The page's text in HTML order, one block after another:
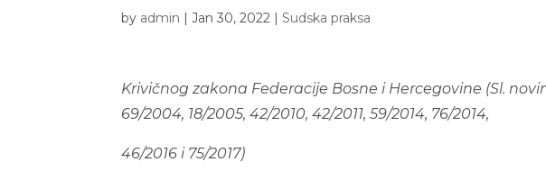
by admin |Jan 30, 2022 |Sudska praksa
Krivičnog zakona Federacije Bosne i Hercegovine (Sl.
69/2004, 18/2005, 42/2010, 42/2011, 59/2014, 76/2014,
46/2016 i 75/2017)